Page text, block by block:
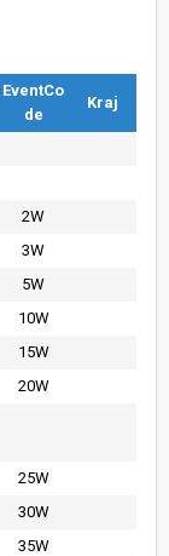
EventCo
de
Kraj
2W
3W
5W
10W
15W
20W
25W
30W
35W